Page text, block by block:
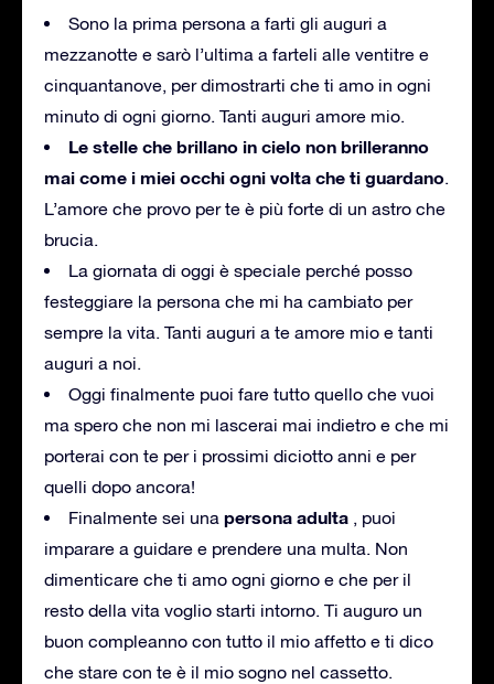
Sono la prima persona a farti gli auguri a
mezzanotte e sarò l’ultima a farteli alle ventitre e
cinquantanove, per dimostrarti che ti amo in ogni
minuto di ogni giorno. Tanti auguri amore mio.
Le stelle che brillano in cielo non brilleranno
mai come i miei occhi ogni volta che ti guardano.
L’amore che provo per te è più forte di un astro che
brucia.
La giornata di oggi è speciale perché posso
festeggiare la persona che mi ha cambiato per
sempre la vita. Tanti auguri a te amore mio e tanti
auguri a noi.
Oggi finalmente puoi fare tutto quello che vuoi
ma spero che non mi lascerai mai indietro e che mi
porterai con te per i prossimi diciotto anni e per
quelli dopo ancora!
Finalmente sei una persona adulta , puoi
imparare a guidare e prendere una multa. Non
dimenticare che ti amo ogni giorno e che per il
resto della vita voglio starti intorno. Ti auguro un
buon compleanno con tutto il mio affetto e ti dico
che stare con te è il mio sogno nel cassetto.